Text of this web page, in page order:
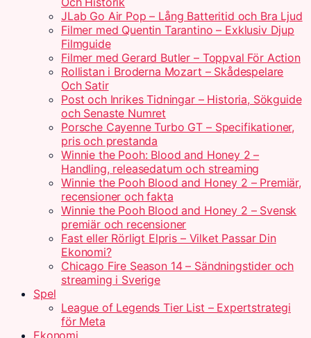
JLab Go Air Pop – Lång Batteritid och Bra Ljud
Filmer med Quentin Tarantino – Exklusiv Djup
Filmguide
Filmer med Gerard Butler – Toppval För Action
Rollistan i Broderna Mozart – Skådespelare
Och Satir
Post och Inrikes Tidningar – Historia, Sökguide
och Senaste Numret
Porsche Cayenne Turbo GT – Specifikationer,
pris och prestanda
Winnie the Pooh: Blood and Honey 2 –
Handling, releasedatum och streaming
Winnie the Pooh Blood and Honey 2 – Premiär,
recensioner och fakta
Winnie the Pooh Blood and Honey 2 – Svensk
premiär och recensioner
Fast eller Rörligt Elpris – Vilket Passar Din
Ekonomi?
Chicago Fire Season 14 – Sändningstider och
streaming i Sverige
Spel
League of Legends Tier List – Expertstrategi
för Meta
Ekonomi